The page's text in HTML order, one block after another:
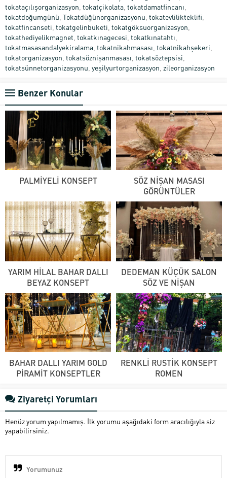
tokataçılışorganizasyon tokatçikolata tokatdamatfincanı
tokatdoğumgünü Tokatdüğünorganizasyonu tokatevlilikteklifi
tokatfincanseti tokatgelinbuketi tokatgöksuorganizasyon
tokathediyelikmagnet tokatkınagecesi tokatkınatahtı
tokatmasasandalyekiralama tokatnikahmasası tokatnikahşekeri
tokatorganizasyon tokatsöznişanmasası tokatsöztepsisi
tokatsünnetorganizasyonu yeşilyurtorganizasyon zileorganizasyon
Benzer Konular
PALMİYELİ KONSEPT
SÖZ NİŞAN MASASI
GÖRÜNTÜLER
YARIM HİLAL BAHAR DALLI
BEYAZ KONSEPT
DEDEMAN KÜÇÜK SALON
SÖZ VE NİŞAN
BAHAR DALLI YARIM GOLD
PİRAMİT KONSEPTLER
RENKLİ RUSTİK KONSEPT
ROMEN
Ziyaretçi Yorumları
Henüz yorum yapılmamış. İlk yorumu aşağıdaki form aracılığıyla siz
yapabilirsiniz.